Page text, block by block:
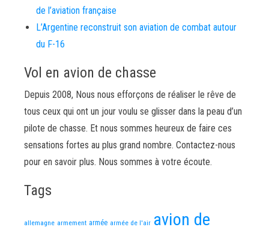
de l’aviation française
L’Argentine reconstruit son aviation de combat autour
du F-16
Vol en avion de chasse
Depuis 2008, Nous nous efforçons de réaliser le rêve de
tous ceux qui ont un jour voulu se glisser dans la peau d’un
pilote de chasse. Et nous sommes heureux de faire ces
sensations fortes au plus grand nombre. Contactez-nous
pour en savoir plus. Nous sommes à votre écoute.
Tags
allemagne armement armée armée de l'air avion de